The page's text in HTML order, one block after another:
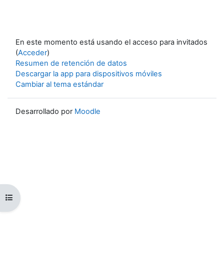
Abrir índice del curso
En este momento está usando el acceso para invitados
(Acceder)
Resumen de retención de datos
Descargar la app para dispositivos móviles
Cambiar al tema estándar
Desarrollado por Moodle